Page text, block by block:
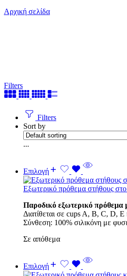
Αρχική σελίδα
Filters
Filters
Sort by
...
Επιλογή
Εξωτερικό πρόθεμα στήθους
Παροδικό εξωτερικό
Διατίθεται σε cups A, B, C, D, E
Σύνθεση: 100% σιλικόνη με
Σε απόθεμα
Επιλογή